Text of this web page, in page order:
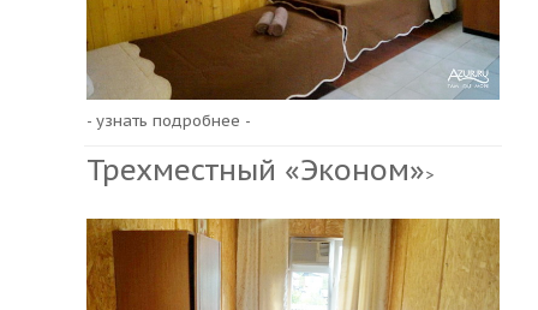
- узнать подробнее -
Трехместный «Эконом»>